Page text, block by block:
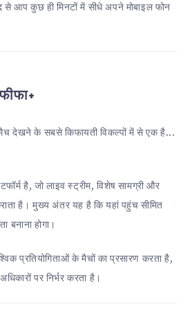
आप कुछ ही मिनटों में सीधे अपने मोबाइल फोन
फीफा+
मैच देखने के सबसे किफायती विकल्पों में से एक है...
है, जो लाइव स्ट्रीम, विशेष सामग्री और
है। मुख्य अंतर यह है कि यहां पहुंच सीमित
होगा।
प्रतियोगिताओं के मैचों का प्रसारण करता है,
पर निर्भर करता है।